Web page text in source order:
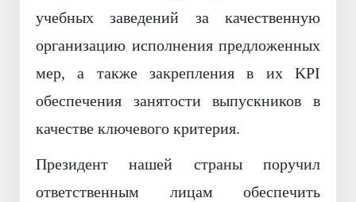
учебных заведений за качественную
организацию исполнения предложенных
мер, а также закрепления в их KPI
обеспечения занятости выпускников в
качестве ключевого критерия.
Президент нашей страны поручил
ответственным лицам обеспечить